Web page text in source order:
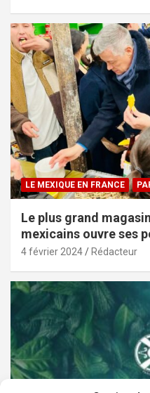
LE MEXIQUE EN FRANCE
Le plus grand
mexicains ouvre ses
4 février 2024 Rédacteur